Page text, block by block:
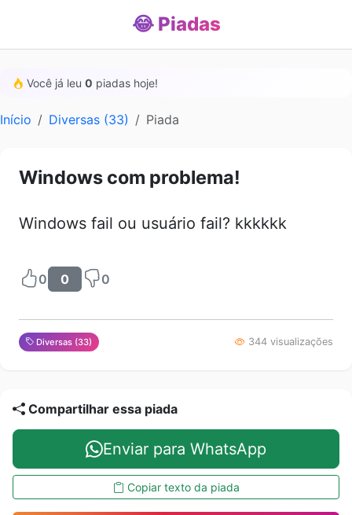
😂 Piadas
Você já leu 0 piadas hoje!
Início Diversas (33) Piada
Windows com problema!
Windows fail ou usuário fail? kkkkkk
0 0 0
Diversas (33) 344 visualizações
Compartilhar essa piada
Enviar para WhatsApp
Copiar texto da piada